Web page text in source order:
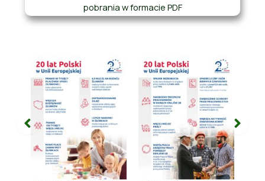
pobrania w formacie PDF